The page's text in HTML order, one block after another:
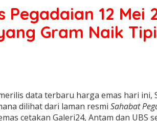
Pegadaian 12 Mei
Gram Naik
data terbaru harga emas hari ini,
dilihatdari laman resmi Sahabat
cetakan Galeri24, Antam dan UBS